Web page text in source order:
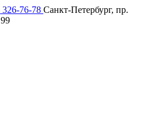
76-78 Санкт-Петербург, пр.